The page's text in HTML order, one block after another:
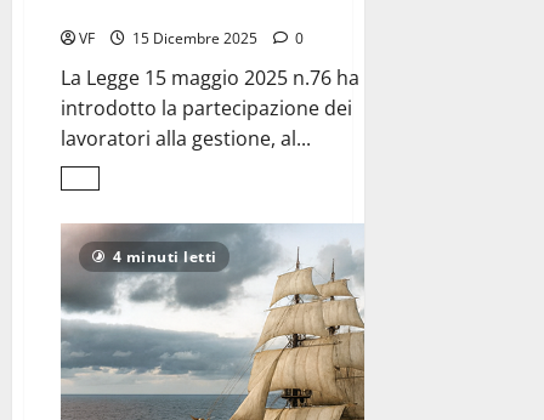
VF 15 Dicembre 2025 0
La Legge 15 maggio 2025 n.76 ha
introdotto la partecipazione dei
lavoratori alla gestione, al...
Leggi
più
su
La
partecipazione
dei
lavoratori
<br>alla
gestione
delle
imprese
4 minuti letti